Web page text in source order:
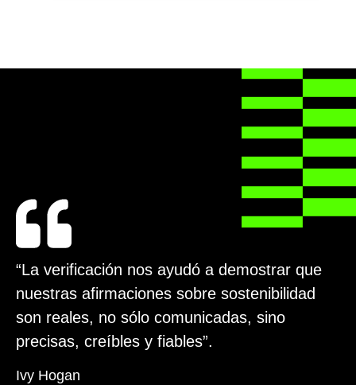
“La verificación nos ayudó a demostrar que
nuestras afirmaciones sobre sostenibilidad
son reales, no sólo comunicadas, sino
precisas, creíbles y fiables”.
Ivy Hogan